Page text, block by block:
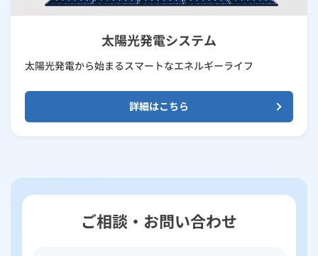
太陽光発電システム
太陽光発電から始まるスマートなエネルギーライフ
詳細はこちら
ご相談・お問い合わせ